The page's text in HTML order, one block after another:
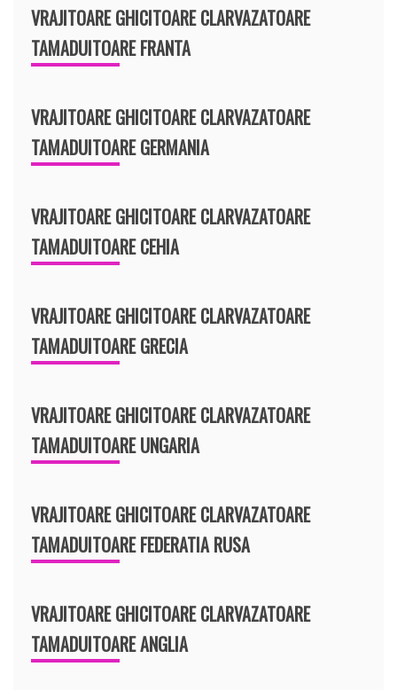
VRAJITOARE GHICITOARE CLARVAZATOARE
TAMADUITOARE FRANTA
VRAJITOARE GHICITOARE CLARVAZATOARE
TAMADUITOARE GERMANIA
VRAJITOARE GHICITOARE CLARVAZATOARE
TAMADUITOARE CEHIA
VRAJITOARE GHICITOARE CLARVAZATOARE
TAMADUITOARE GRECIA
VRAJITOARE GHICITOARE CLARVAZATOARE
TAMADUITOARE UNGARIA
VRAJITOARE GHICITOARE CLARVAZATOARE
TAMADUITOARE FEDERATIA RUSA
VRAJITOARE GHICITOARE CLARVAZATOARE
TAMADUITOARE ANGLIA